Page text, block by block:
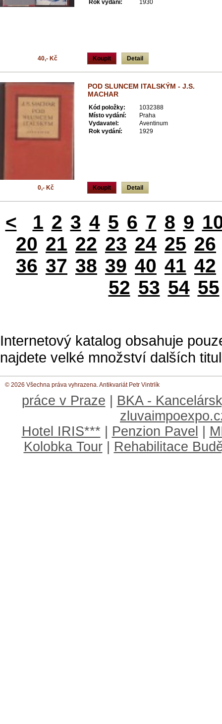
Rok vydání: 1930
Koupit Detail
40,- Kč
POD SLUNCEM ITALSKÝM - J.S.
MACHAR
Kód položky:
1032388
Místo vydání:
Praha
Vydavatel:
Aventinum
Rok vydání:
1929
Koupit Detail
0,- Kč
< 1 2 3 4 5 6 7 8 9
20 21 22 23 24 25 26
36 37 38 39 40 41 42
52 53 54 55
Internetový katalog obsahuje
najdete velké množství dalších
© 2026 Všechna práva vyhrazena. Antikvariát Petr Vintrlík
práce v Praze
BKA -
Hotel IRIS***
Penzion Pavel
Kolobka Tour
Rehabilitace